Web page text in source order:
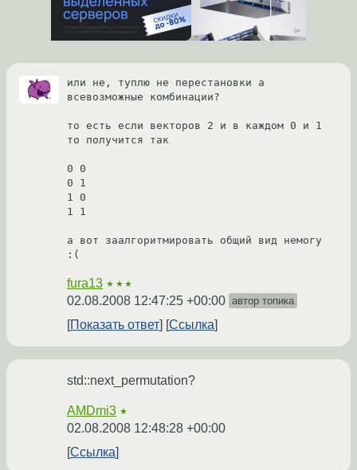
или не, туплю не перестановки а
всевозможные комбинации?
то есть если векторов 2 и в каждом 0 и 1
то получится так
0 0
0 1
1 0
1 1
а вот заалгоритмировать общий вид немогу
fura13 ★★★
02.08.2008 12:47:25 +00:00 автор топика
Показать ответ Ссылка
std::next_permutation?
AMDmi3 ★
02.08.2008 12:48:28 +00:00
Ссылка